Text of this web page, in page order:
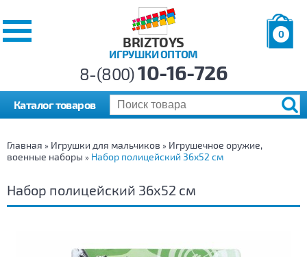
BRIZTOYS
ИГРУШКИ ОПТОМ
0
р.
8-(800)10-16-726
Каталог товаров
Главная » Игрушки для мальчиков » Игрушечное оружие,
военные наборы » Набор полицейский 36х52 см
Набор полицейский 36х52 см